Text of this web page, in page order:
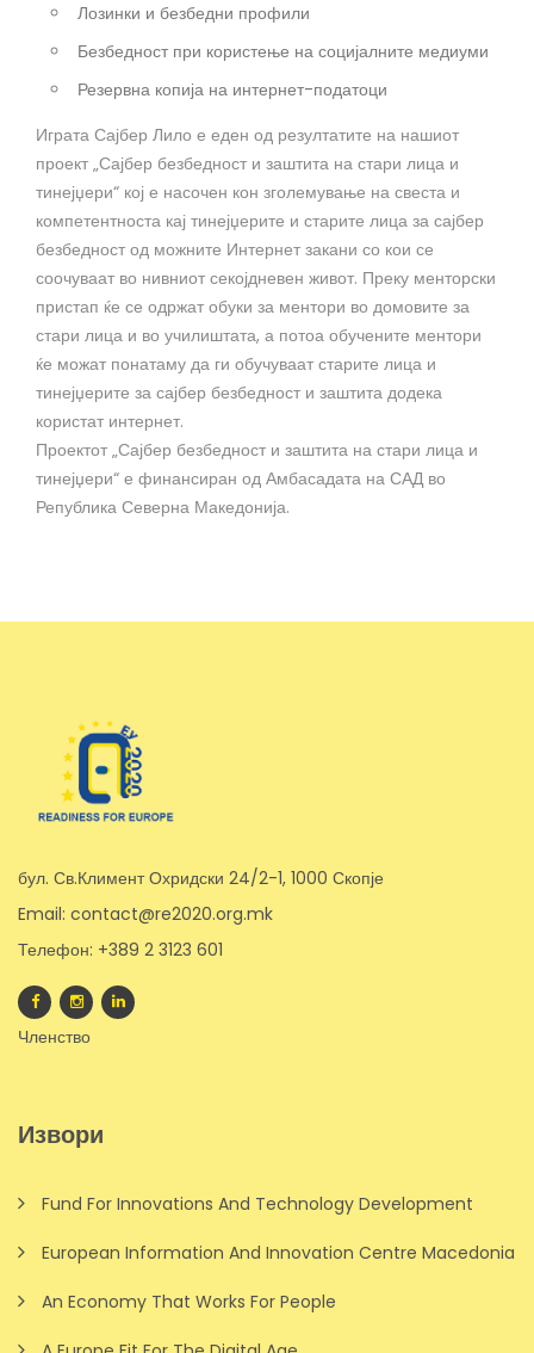
Лозинки и безбедни профили
Безбедност при користење на социјалните медиуми
Резервна копија на интернет-податоци
Играта Сајбер Лило е еден од резултатите на нашиот
проект „Сајбер безбедност и заштита на стари лица и
тинејџери“ кој е насочен кон зголемување на свеста и
компетентноста кај тинејџерите и старите лица за сајбер
безбедност од можните Интернет закани со кои се
соочуваат во нивниот секојдневен живот. Преку менторски
пристап ќе се одржат обуки за ментори во домовите за
стари лица и во училиштата, а потоа обучените ментори
ќе можат понатаму да ги обучуваат старите лица и
тинејџерите за сајбер безбедност и заштита додека
користат интернет.
Проектот „Сајбер безбедност и заштита на стари лица и
тинејџери“ е финансиран од Амбасадата на САД во
Република Северна Македонија.
бул. Св.Климент Охридски 24/2-1, 1000 Скопје
Email: contact@re2020.org.mk
Телефон: +389 2 3123 601
Членство
Извори
Fund For Innovations And Technology Development
European Information And Innovation Centre Macedonia
An Economy That Works For People